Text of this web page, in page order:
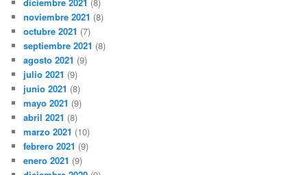
diciembre 2021 (8)
noviembre 2021 (8)
octubre 2021 (7)
septiembre 2021 (8)
agosto 2021 (9)
julio 2021 (9)
junio 2021 (8)
mayo 2021 (9)
abril 2021 (8)
marzo 2021 (10)
febrero 2021 (9)
enero 2021 (9)